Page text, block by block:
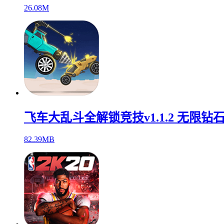
26.08M
飞车大乱斗全解锁竞技v1.1.2 无限钻
82.39MB